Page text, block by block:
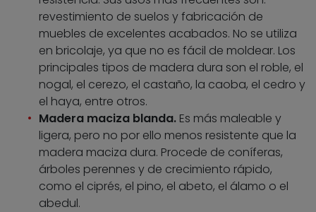
revestimiento de suelos y fabricación de
muebles de excelentes acabados. No se utiliza
en bricolaje, ya que no es fácil de moldear. Los
principales tipos de madera dura son el roble, el
nogal, el cerezo, el castaño, la caoba, el cedro y
el haya, entre otros.
Madera maciza blanda. Es más maleable y
ligera, pero no por ello menos resistente que la
madera maciza dura. Procede de coníferas,
árboles perennes y de crecimiento rápido,
como el ciprés, el pino, el abeto, el álamo o el
abedul.